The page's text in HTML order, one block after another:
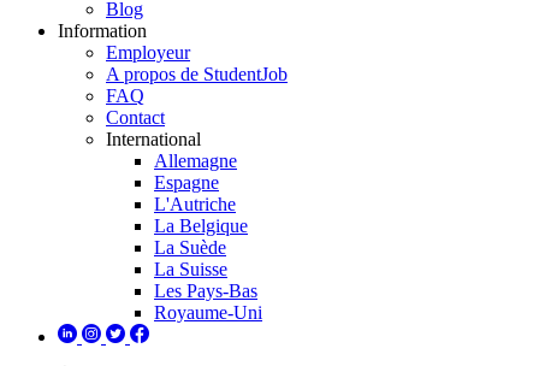
Blog
Information
Employeur
A propos de StudentJob
FAQ
Contact
International
Allemagne
Espagne
L'Autriche
La Belgique
La Suède
La Suisse
Les Pays-Bas
Royaume-Uni